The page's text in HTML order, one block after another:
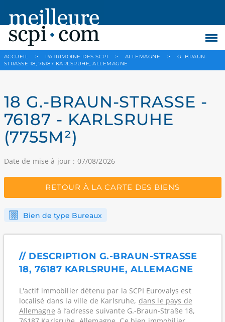
ACCUEIL > PATRIMOINE DES SCPI > ALLEMAGNE >
G.-BRAUN-
STRASSE 18, 76187 KARLSRUHE, ALLEMAGNE
18 G.-BRAUN-STRASSE -
76187 - KARLSRUHE
(7755M²)
Date de mise à jour : 07/08/2026
RETOUR À LA CARTE DES BIENS
Bien de type Bureaux
// DESCRIPTION G.-BRAUN-STRASSE 1
8, 76187 KARLSRUHE, ALLEMAGNE
L'actif immobilier détenu par la SCPI Eurovalys est
localisé dans la ville de Karlsruhe, dans le pays de
Allemagne à l’adresse suivante G.-Braun-Straße 18,